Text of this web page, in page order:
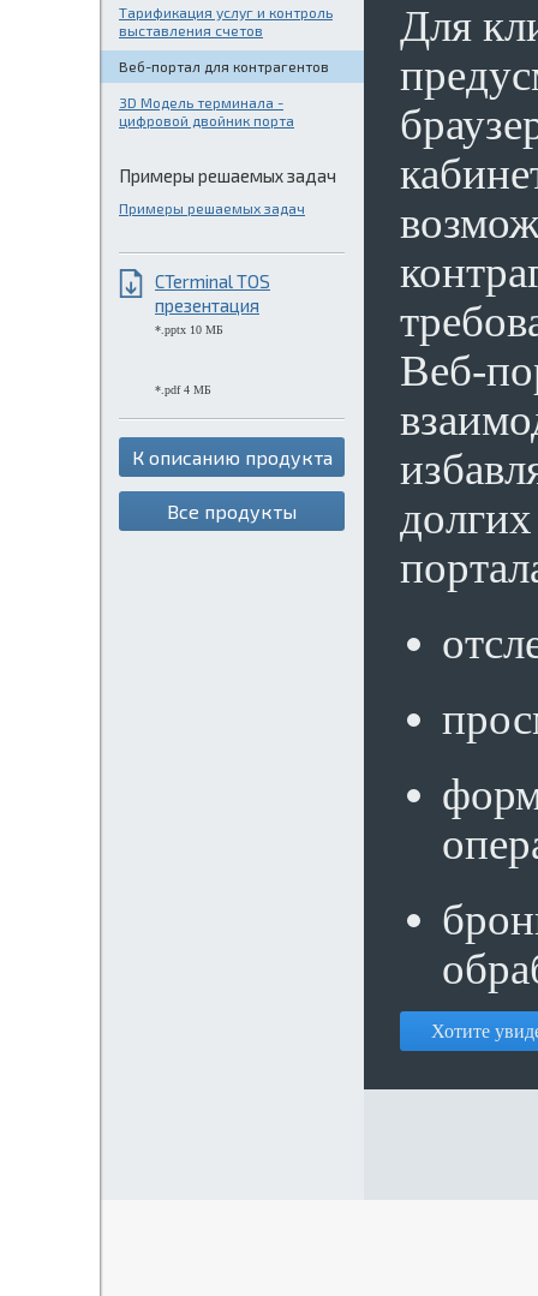
Тарификация услуг и контроль
выставления счетов
Веб-портал для контрагентов
3D Модель терминала -
цифровой двойник порта
Примеры решаемых задач
Примеры решаемых задач
CTerminal TOS
презентация
*.pptx 10 МБ
*.pdf 4 МБ
К описанию продукта
Все продукты
Для
Веб-
Хотите